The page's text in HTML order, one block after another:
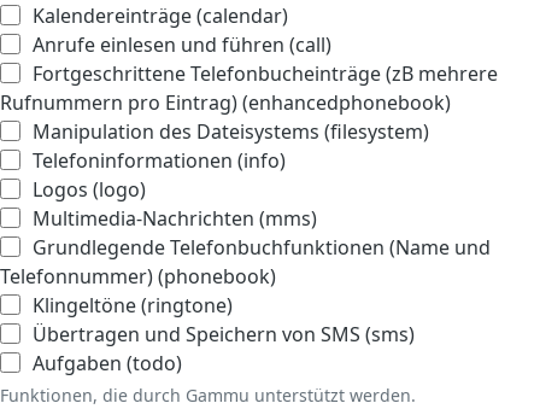
Kalendereinträge (calendar)
Anrufe einlesen und führen (call)
Fortgeschrittene Telefonbucheinträge (zB mehrere
Rufnummern pro Eintrag) (enhancedphonebook)
Manipulation des Dateisystems (filesystem)
Telefoninformationen (info)
Logos (logo)
Multimedia-Nachrichten (mms)
Grundlegende Telefonbuchfunktionen (Name und
Telefonnummer) (phonebook)
Klingeltöne (ringtone)
Übertragen und Speichern von SMS (sms)
Aufgaben (todo)
Funktionen, die durch Gammu unterstützt werden.